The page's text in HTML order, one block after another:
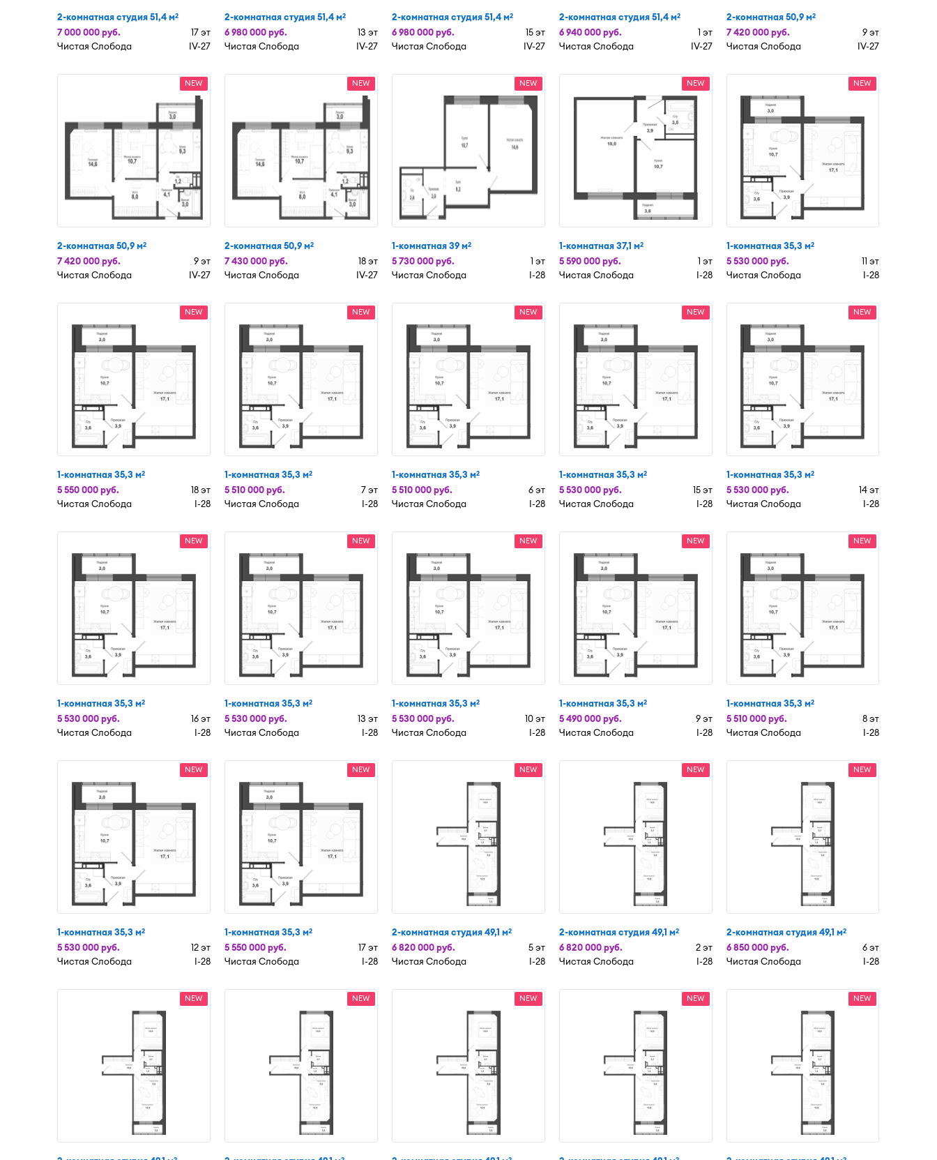
2-комнатная студия 51,4 м2
7 000 000 руб.
17 эт
Чистая Слобода
IV-27
2-комнатная студия 51,4 м2
6 980 000 руб.
13 эт
Чистая Слобода
IV-27
2-комнатная студия 51,4 м2
6 980 000 руб.
15 эт
Чистая Слобода
IV-27
2-комнатная студия 51,4 м2
6 940 000 руб.
1 эт
Чистая Слобода
IV-27
2-комнатная 50,9 м2
7 420 000 руб.
9 эт
Чистая Слобода
IV-27
NEW
2-комнатная 50,9 м2
7 420 000 руб.
9 эт
Чистая Слобода
IV-27
NEW
2-комнатная 50,9 м2
7 430 000 руб.
18 эт
Чистая Слобода
IV-27
NEW
1-комнатная 39 м2
5 730 000 руб.
1 эт
Чистая Слобода
I-28
NEW
1-комнатная 37,1 м2
5 590 000 руб.
1 эт
Чистая Слобода
I-28
NEW
1-комнатная 35,3 м2
5 530 000 руб.
11 эт
Чистая Слобода
I-28
NEW
1-комнатная 35,3 м2
5 550 000 руб.
18 эт
Чистая Слобода
I-28
NEW
1-комнатная 35,3 м2
5 510 000 руб.
7 эт
Чистая Слобода
I-28
NEW
1-комнатная 35,3 м2
5 510 000 руб.
6 эт
Чистая Слобода
I-28
NEW
1-комнатная 35,3 м2
5 530 000 руб.
15 эт
Чистая Слобода
I-28
NEW
1-комнатная 35,3 м2
5 530 000 руб.
14 эт
Чистая Слобода
I-28
NEW
1-комнатная 35,3 м2
5 530 000 руб.
16 эт
Чистая Слобода
I-28
NEW
1-комнатная 35,3 м2
5 530 000 руб.
13 эт
Чистая Слобода
I-28
NEW
1-комнатная 35,3 м2
5 530 000 руб.
10 эт
Чистая Слобода
I-28
NEW
1-комнатная 35,3 м2
5 490 000 руб.
9 эт
Чистая Слобода
I-28
NEW
1-комнатная 35,3 м2
5 510 000 руб.
8 эт
Чистая Слобода
I-28
NEW
1-комнатная 35,3 м2
5 530 000 руб.
12 эт
Чистая Слобода
I-28
NEW
1-комнатная 35,3 м2
5 550 000 руб.
17 эт
Чистая Слобода
I-28
NEW
2-комнатная студия 49,1 м2
6 820 000 руб.
5 эт
Чистая Слобода
I-28
NEW
2-комнатная студия 49,1 м2
6 820 000 руб.
2 эт
Чистая Слобода
I-28
NEW
2-комнатная студия 49,1 м2
6 850 000 руб.
6 эт
Чистая Слобода
I-28
NEW NEW NEW NEW NEW